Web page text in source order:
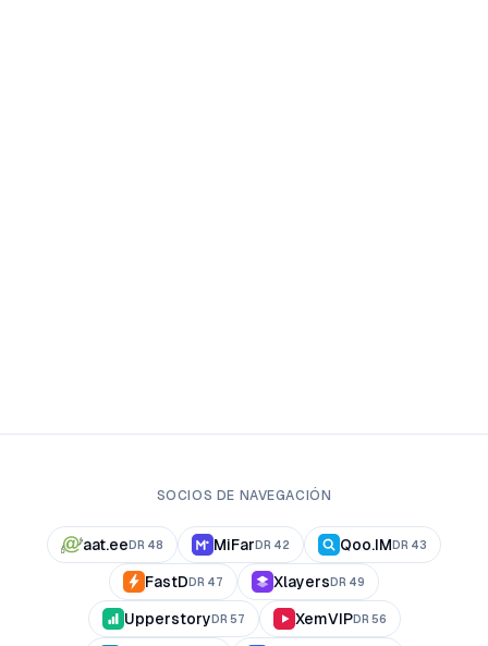
SOCIOS DE NAVEGACIÓN
aat.ee DR 48 MiFar DR 42 Qoo.IM DR 43
FastD DR 47 Xlayers DR 49
Upperstory DR 57 XemVIPDR 56